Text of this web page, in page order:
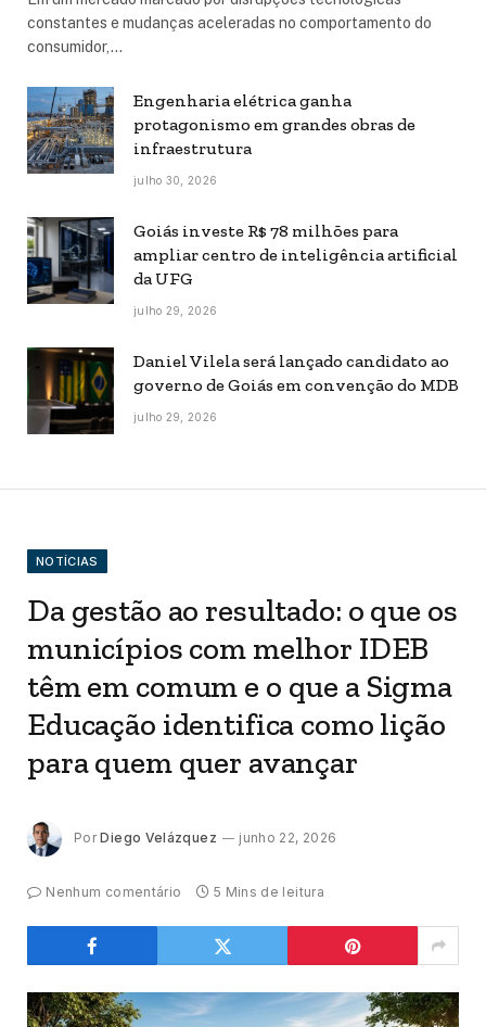
constantes e mudanças aceleradas no comportamento do
consumidor,…
Engenharia elétrica ganha
protagonismo em grandes obras de
infraestrutura
julho 30, 2026
Goiás investe R$ 78 milhões para
ampliar centro de inteligência artificial
da UFG
julho 29, 2026
Daniel Vilela será lançado candidato ao
governo de Goiás em convenção do MDB
julho 29, 2026
NOTÍCIAS
Da gestão ao resultado: o que os
municípios com melhor IDEB
têm em comum e o que a Sigma
Educação identifica como lição
para quem quer avançar
Por Diego Velázquez junho 22, 2026
Nenhum comentário 5 Mins de leitura